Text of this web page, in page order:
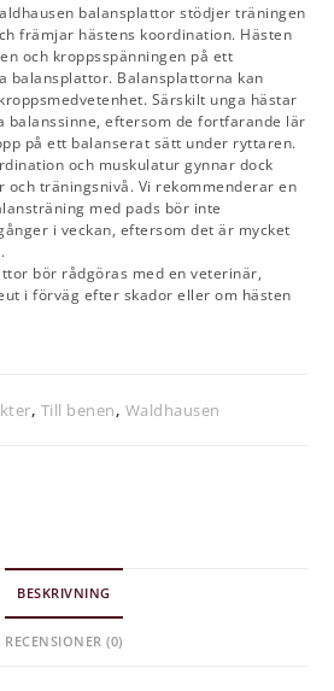
balansplattor stödjer träningen
främjar hästens koordination. Hästen
och kroppsspänningen på ett
balansplattor. Balansplattorna kan
Särskilt unga hästar
balanssinne, eftersom de fortfarande lär
på ett balanserat sätt under ryttaren.
och muskulatur gynnar dock
och träningsnivå. Vi rekommenderar en
med pads bör inte
i veckan, eftersom det är mycket
bör rådgöras med en veterinär,
i förväg efter skador eller om hästen
, Till benen, Waldhausen
BESKRIVNING
RECENSIONER (0)